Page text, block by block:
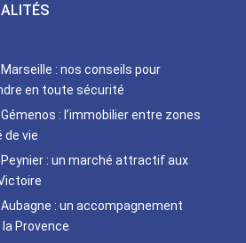
: nos conseils pour
en toute sécurité
: l’immobilier entre zones
de vie
: un marché attractif aux
: un accompagnement
Provence